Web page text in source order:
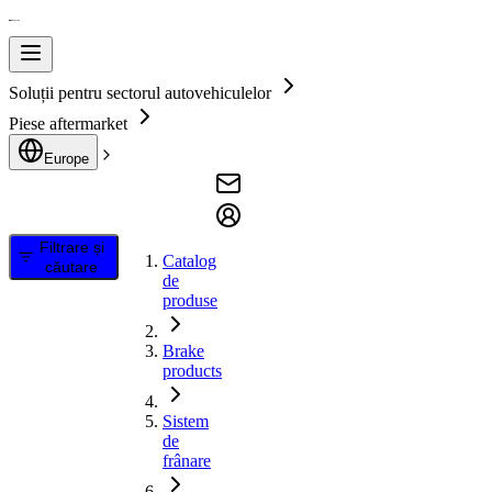
Soluții pentru sectorul autovehiculelor
Piese aftermarket
Europe
Filtrare și
căutare
Catalog
de
produse
Brake
products
Sistem
de
frânare